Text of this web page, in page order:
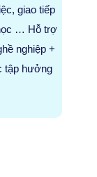
giao tiếp
… Hỗ trợ
nghiệp +
tập hưởng